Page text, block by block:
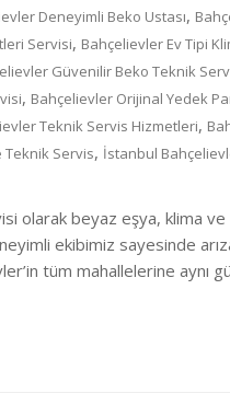
Deneyimli Beko Ustası,
Servisi, Bahçelievler Ev Tipi
Güvenilir Beko Teknik
, Bahçelievler Orijinal Yedek
Teknik Servis Hizmetleri,
Servis, İstanbul
olarak beyaz eşya, klima ve
ekibimiz sayesinde
tüm mahallelerine aynı